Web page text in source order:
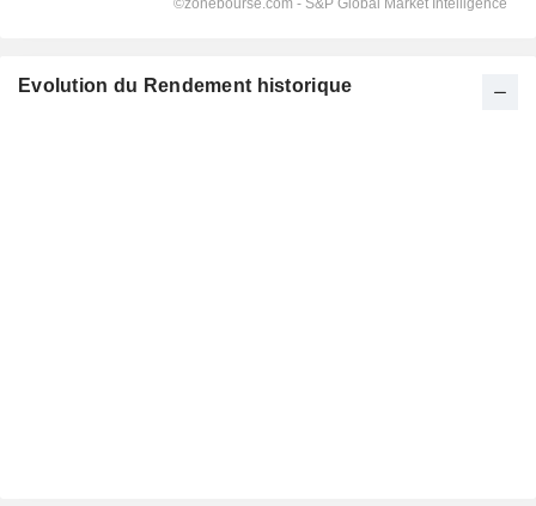
Evolution du Rendement historique